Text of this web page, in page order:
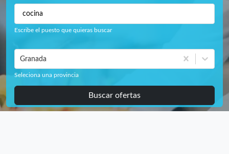
Escribe el puesto que quieras buscar
Granada
Seleciona una provincia
Buscar ofertas